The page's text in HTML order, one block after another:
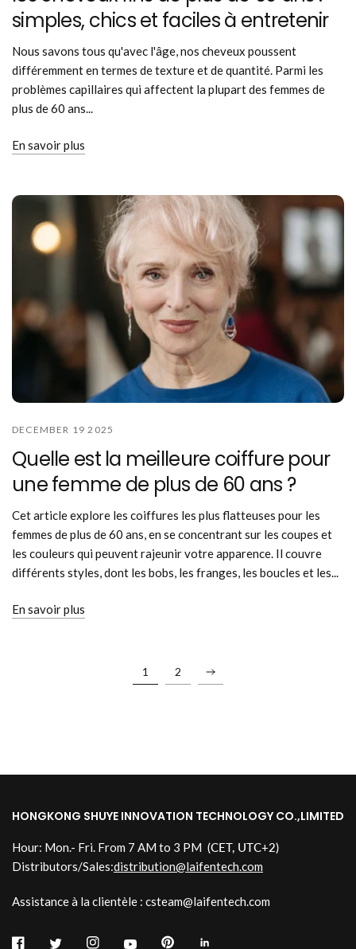
simples, chics et faciles à entretenir
Nous savons tous qu'avec l'âge, nos cheveux poussent
différemment en termes de texture et de quantité. Parmi les
problèmes capillaires qui affectent la plupart des femmes de
plus de 60 ans...
En savoir plus
DECEMBER 19 2025
Quelle est la meilleure coiffure pour
une femme de plus de 60 ans ?
Cet article explore les coiffures les plus flatteuses pour les
femmes de plus de 60 ans, en se concentrant sur les coupes et
les couleurs qui peuvent rajeunir votre apparence. Il couvre
différents styles, dont les bobs, les franges, les boucles et les...
En savoir plus
1 2
HONGKONG SHUYE INNOVATION TECHNOLOGY CO.,LIMITED
Hour: Mon.- Fri. From 7 AM to 3 PM (CET, UTC+2)
Distributors/Sales:distribution@laifentech.com
Assistance à la clientèle : csteam@laifentech.com